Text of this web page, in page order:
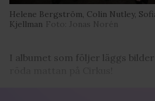
Helene Bergström, Colin Nutley,
Kjellman Foto: Jonas Norén
I albumet som följer läggs